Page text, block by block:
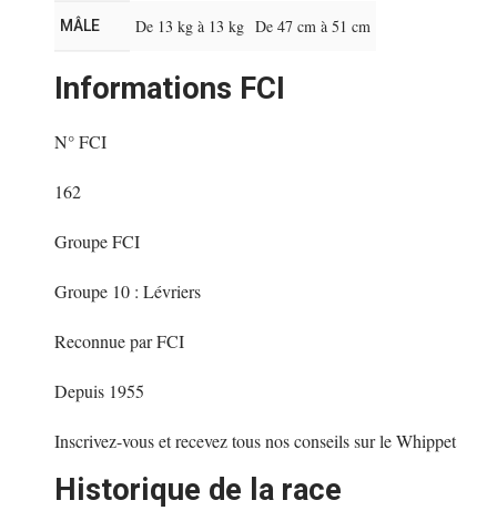
MÂLE De 13 kg à 13 kg De 47 cm à 51 cm
Informations FCI
N° FCI
162
Groupe FCI
Groupe 10 : Lévriers
Reconnue par FCI
Depuis 1955
Inscrivez-vous et recevez tous nos conseils sur le Whippet
Historique de la race